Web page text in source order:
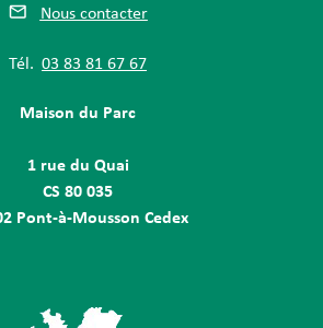
Nous contacter
Tél. 03 83 81 67 67
Maison du Parc
1 rue du Quai
CS 80 035
Pont-à-Mousson Cedex